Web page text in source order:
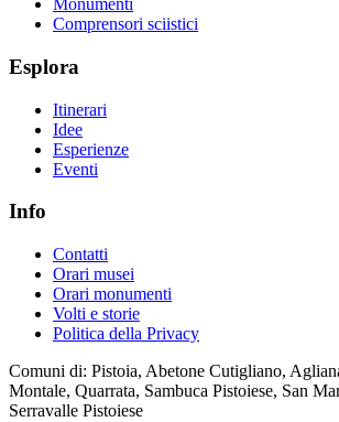
Monumenti
Comprensori sciistici
Esplora
Itinerari
Idee
Esperienze
Eventi
Info
Contatti
Orari musei
Orari monumenti
Volti e storie
Politica della Privacy
Comuni di: Pistoia, Abetone Cutigliano,
Montale, Quarrata, Sambuca Pistoiese, San
Serravalle Pistoiese